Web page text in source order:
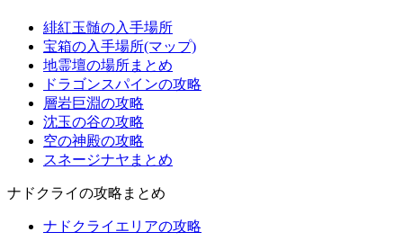
緋紅玉髄の入手場所
宝箱の入手場所(マップ)
地霊壇の場所まとめ
ドラゴンスパインの攻略
層岩巨淵の攻略
沈玉の谷の攻略
空の神殿の攻略
スネージナヤまとめ
ナドクライの攻略まとめ
ナドクライエリアの攻略